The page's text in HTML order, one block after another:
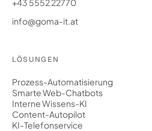
+43 5552 22770
info@goma-it.at
LÖSUNGEN
Prozess-Automatisierung
Smarte Web-Chatbots
Interne Wissens-KI
Content-Autopilot
KI-Telefonservice